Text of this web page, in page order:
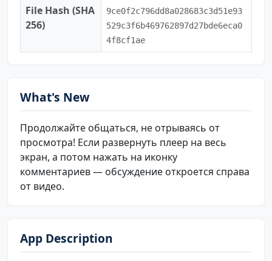
File Hash (SHA
256)
9ce0f2c796dd8a028683c3d51e93
529c3f6b469762897d27bde6eca0
4f8cf1ae
What's New
Продолжайте общаться, не отрываясь от
просмотра! Если развернуть плеер на весь
экран, а потом нажать на иконку
комментариев — обсуждение откроется справа
от видео.
App Description